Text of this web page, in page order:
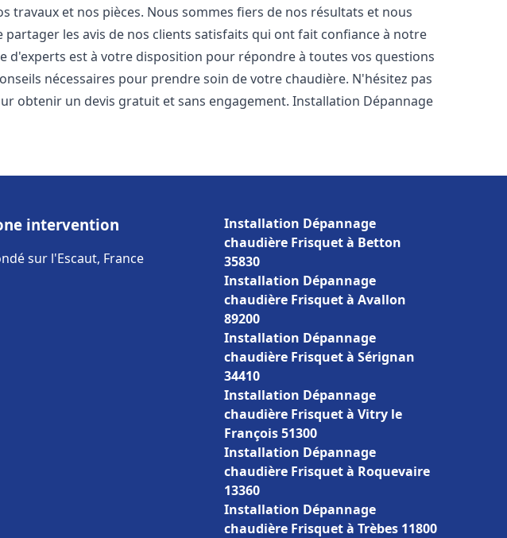
travaux et nos pièces. Nous sommes fiers de nos résultats et nous
partager les avis de nos clients satisfaits qui ont fait confiance à notre
d'experts est à votre disposition pour répondre à toutes vos questions
nécessaires pour prendre soin de votre chaudière. N'hésitez pas
obtenir un devis gratuit et sans engagement. Installation Dépannage
intervention
sur l'Escaut, France
Installation Dépannage
chaudière Frisquet à Betton
35830
Installation Dépannage
chaudière Frisquet à Avallon
89200
Installation Dépannage
chaudière Frisquet à Sérignan
34410
Installation Dépannage
chaudière Frisquet à Vitry le
François 51300
Installation Dépannage
chaudière Frisquet à Roquevaire
13360
Installation Dépannage
chaudière Frisquet à Trèbes 11800